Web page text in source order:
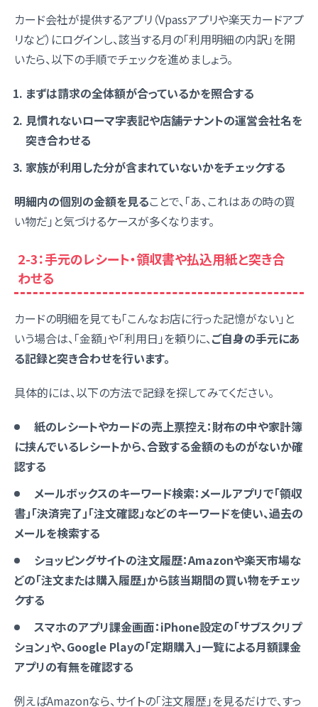
カード会社が提供するアプリ（Vpassアプリや楽天カードアプ
リなど）にログインし、該当する月の「利用明細の内訳」を開
いたら、以下の手順でチェックを進めましょう。
まずは請求の全体額が合っているかを照合する
見慣れないローマ字表記や店舗テナントの運営会社名を
突き合わせる
家族が利用した分が含まれていないかをチェックする
明細内の個別の金額を見ることで、「あ、これはあの時の買
い物だ」と気づけるケースが多くなります。
2-3：手元のレシート・領収書や払込用紙と突き合
わせる
カードの明細を見ても「こんなお店に行った記憶がない」と
いう場合は、「金額」や「利用日」を頼りに、ご自身の手元にあ
る記録と突き合わせを行います。
具体的には、以下の方法で記録を探してみてください。
紙のレシートやカードの売上票控え：財布の中や家計簿
に挟んでいるレシートから、合致する金額のものがないか確
認する
メールボックスのキーワード検索：メールアプリで「領収
書」「決済完了」「注文確認」などのキーワードを使い、過去の
メールを検索する
ショッピングサイトの注文履歴：Amazonや楽天市場な
どの「注文または購入履歴」から該当期間の買い物をチェッ
クする
スマホのアプリ課金画面：iPhone設定の「サブスクリプ
ション」や、Google Playの「定期購入」一覧による月額課金
アプリの有無を確認する
例えばAmazonなら、サイトの「注文履歴」を見るだけで、すっ